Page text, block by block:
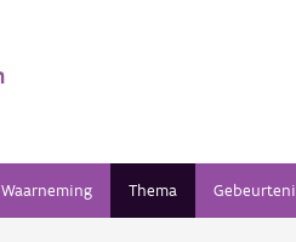
Waarneming Thema